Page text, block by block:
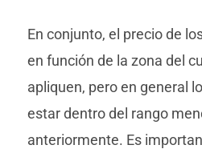
En conjunto, el precio de
en función de la zona del
apliquen, pero en general
estar dentro del rango
anteriormente. Es